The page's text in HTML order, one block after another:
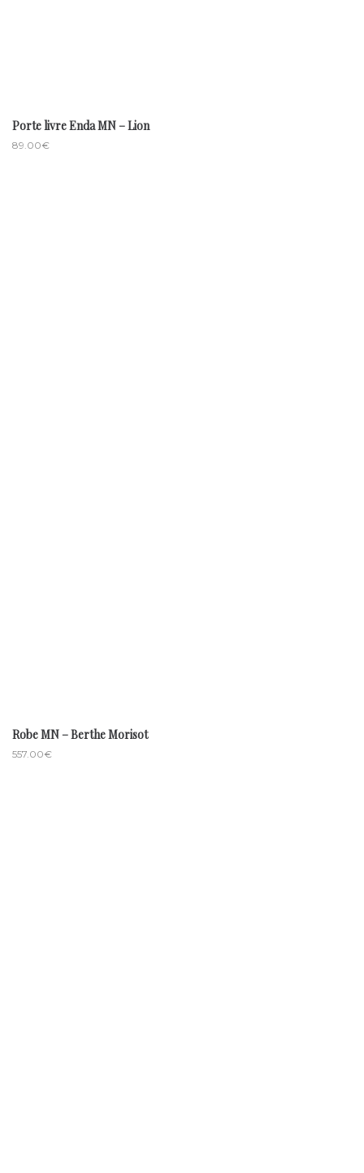
Porte livre Enda MN – Lion
89.00€
Robe MN – Berthe Morisot
557.00€